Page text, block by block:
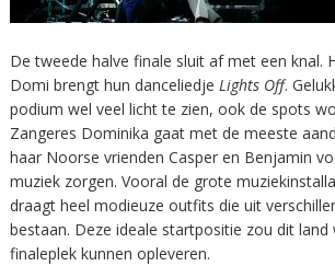
De tweede halve finale sluit af met een knal.
Domi brengt hun danceliedje Lights Off.
podium wel veel licht te zien, ook de spots
Zangeres Dominika gaat met de meeste
haar Noorse vrienden Casper en Benjamin
muziek zorgen. Vooral de grote
draagt heel modieuze outfits die uit
bestaan. Deze ideale startpositie zou dit land
finaleplek kunnen opleveren.